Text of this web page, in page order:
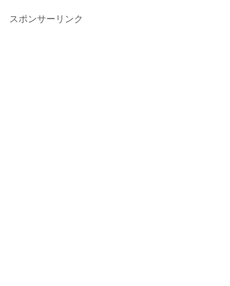
スポンサーリンク